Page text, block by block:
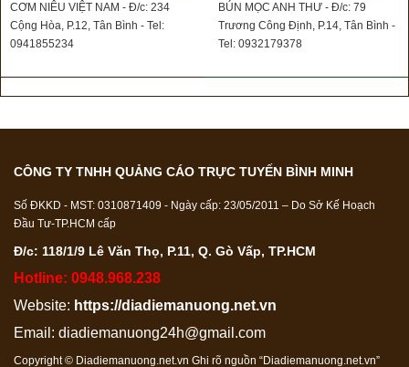
CƠM NIÊU VIỆT NAM - Đ/c: 234
Cộng Hòa, P.12, Tân Bình - Tel:
0941855234
BÚN MỌC ANH THƯ - Đ/c: 79
Trương Công Định, P.14, Tân Bình -
Tel: 0932179378
CÔNG TY TNHH QUẢNG CÁO TRỰC TUYẾN BÌNH MINH
Số ĐKKD - MST: 0310871409 - Ngày cấp: 23/05/2011 – Do Sở Kế Hoạch
Đầu Tư-TP.HCM cấp
Đ/c: 118/1/9 Lê Văn Thọ, P.11, Q. Gò Vấp, TP.HCM
Hotline: 0948.968.238
Website: https://diadiemanuong.net.vn
Email: diadiemanuong24h@gmail.com
Copyright © Diadiemanuong.net.vn Ghi rõ nguồn “Diadiemanuong.net.vn”